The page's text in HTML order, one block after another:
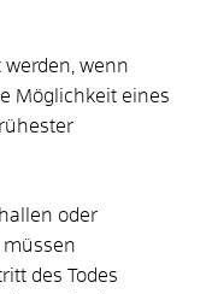
wenn
Möglichkeit eines
oder
müssen
des Todes